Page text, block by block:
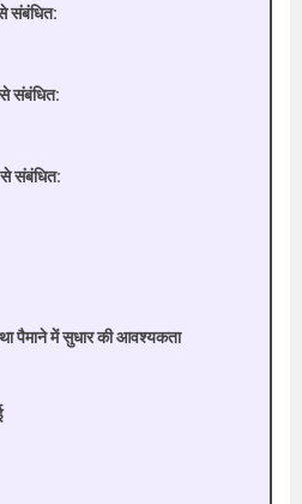
संबंधित:
संबंधित:
संबंधित:
पैमाने में सुधार की आवश्यकता